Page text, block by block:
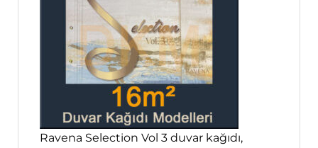
Ravena Selection Vol 3 duvar kağıdı,